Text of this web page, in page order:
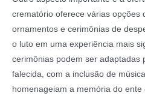
crematório oferece várias opções
ornamentos e cerimônias de
o luto em uma experiência mais
cerimônias podem ser adaptadas
falecida, com a inclusão de
homenageiam a memória do ente